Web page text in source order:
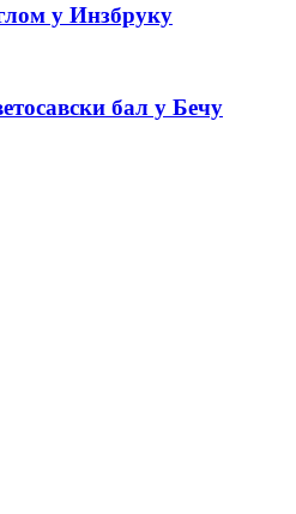
у Инзбруку
бал у Бечу